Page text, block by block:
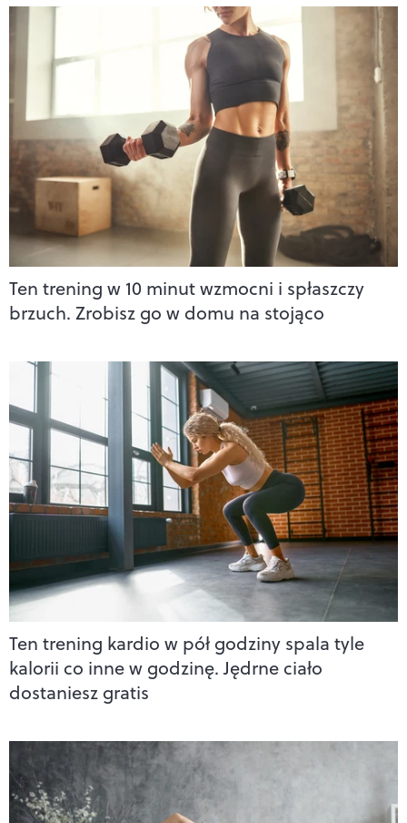
Ten trening w 10 minut wzmocni i spłaszczy
brzuch. Zrobisz go w domu na stojąco
Ten trening kardio w pół godziny spala tyle
kalorii co inne w godzinę. Jędrne ciało
dostaniesz gratis